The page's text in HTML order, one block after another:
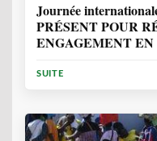
Journée
PRÉSENT POUR
ENGAGEMENT
SUITE